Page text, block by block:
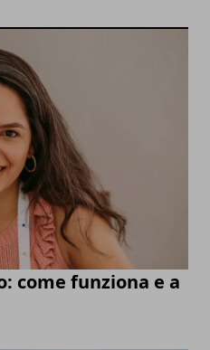
come funziona e a